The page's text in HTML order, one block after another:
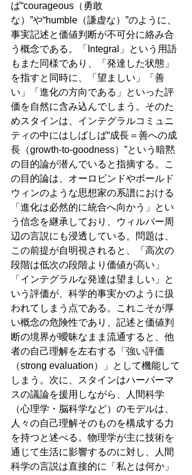
ば“courageous（勇敢
な）”や“humble（謙虚な）”のように、
事実記述と価値判断が不可分に絡み合
う概念である。「Integral」という用語
もまた同様であり、「発達した状態」
を指すと同時に、「望ましい」「善
い」「進化の方向である」といった評
価を自然に含み込んでしまう。そのた
めスタインは、インテグラルコミュニ
ティの中にはしばしば“成長＝善への成
長（growth-to-goodness）”という暗黙
の目的論が潜んでいると指摘する。こ
の目的論は、オーロビンドやボールド
ウィンのような思想家の系譜における
「進化は必然的に統合へ向かう」とい
う信念を継承しており、ウィルバー周
辺の言説にも浸透している。問題は、
この前提が自明視されると、「高次の
段階は低次の段階より価値が高い」
「インテグラルな発達は望ましい」と
いう評価が、科学的事実かのように扱
われてしまう点である。これこそが厚
い概念の危険性であり、記述と価値判
断の境界が曖昧なまま流通すると、他
者の自己理解を左右する「強い評価
（strong evaluation）」として機能して
しまう。次に、スタインはハーバーマ
スの議論を援用しながら、人間科学
（心理学・脳科学など）のモデルは、
人々の自己理解そのものを構成する力
を持つと述べる。物理学が主に技術を
通じて生活に影響するのに対し、人間
科学の言説は直接的に「私とは何か」